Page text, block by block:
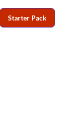
Starter Pack